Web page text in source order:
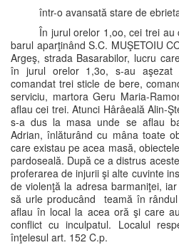
într-o avansată stare de
În jurul orelor 1,oo, cei trei
barul aparţinând S.C. MUŞETOIU
Argeş, strada Basarabilor, lucru
în jurul orelor 1,3o, s-au
comandat trei sticle de bere,
serviciu, martora Geru Maria-
aflau cei trei. Atunci Hârâeală Alin-
s-a dus la masa unde se aflau
Adrian, înlăturând cu mâna toate
care existau pe acea masă,
pardoseală. După ce a distrus
proferarea de injurii şi alte cuvinte
de violenţă la adresa barmaniţei,
să urle producând teamă în
aflau în local la acea oră şi care
conflict cu inculpatul. Localul
înţelesul art. 152 C.p.